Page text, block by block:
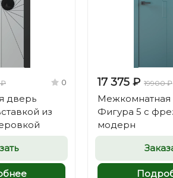
₽ 0
дверь
из
17 375 ₽ 19900 ₽
Межкомнатная
Фигура 5 с
модерн